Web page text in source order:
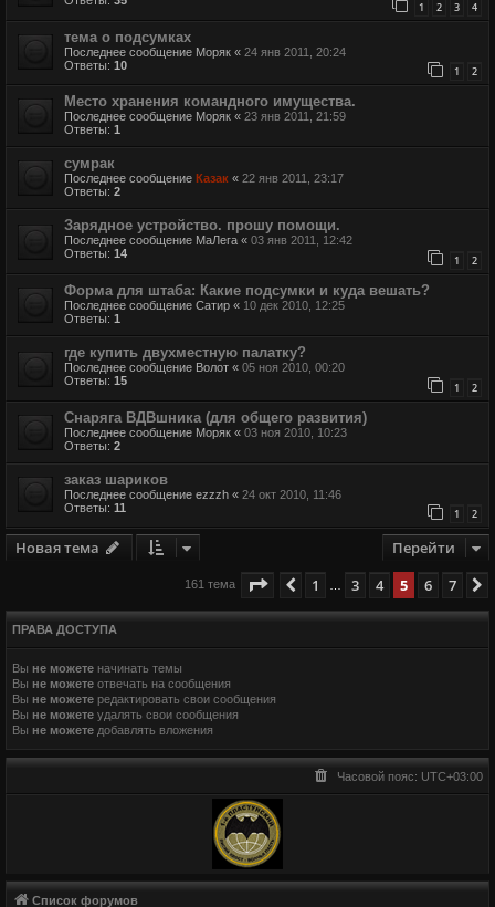
1 2 3 4
тема о подсумках
Последнее сообщение Моряк « 24 янв 2011, 20:24
Ответы: 10 1 2
Место хранения командного имущества.
Последнее сообщение Моряк « 23 янв 2011, 21:59
Ответы: 1
сумрак
Последнее сообщение Казак « 22 янв 2011, 23:17
Ответы: 2
Зарядное устройство. прошу помощи.
Последнее сообщение МаЛега « 03 янв 2011, 12:42
Ответы: 14 1 2
Форма для штаба: Какие подсумки и куда вешать?
Последнее сообщение Сатир « 10 дек 2010, 12:25
Ответы: 1
где купить двухместную палатку?
Последнее сообщение Волот « 05 ноя 2010, 00:20
Ответы: 15 1 2
Снаряга ВДВшника (для общего развития)
Последнее сообщение Моряк « 03 ноя 2010, 10:23
Ответы: 2
заказ шариков
Последнее сообщение ezzzh « 24 окт 2010, 11:46
Ответы: 11 1 2
Новая тема Перейти
161 тема Страница из 7
Пред.
1 3 4 5 6 7
ПРАВА ДОСТУПА
Вы не можете начинать темы
Вы не можете отвечать на сообщения
Вы не можете редактировать свои сообщения
Вы не можете удалять свои сообщения
Вы не можете добавлять вложения
Часовой пояс: UTC+03:00
Список форумов